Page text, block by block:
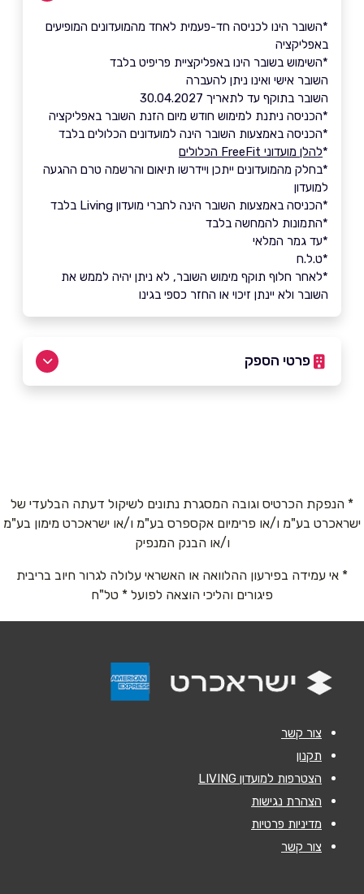
*השובר הינו לכניסה חד-פעמית לאחד מהמועדונים המופיעים
באפליקציה
*השימוש בשובר הינו באפליקציית פריפיט בלבד
השובר אישי ואינו ניתן להעברה
השובר בתוקף עד לתאריך 30.04.2027
*הכניסה ניתנת למימוש חודש מיום הזנת השובר באפליקציה
*הכניסה באמצעות השובר הינה למועדונים הכלולים בלבד
*להלן מועדוני FreeFit הכלולים
*בחלק מהמועדונים ייתכן ויידרשו תיאום והרשמה טרם ההגעה
למועדון
*הכניסה באמצעות השובר הינה לחברי מועדון Living בלבד
*​​​​התמונות להמחשה בלבד
*עד גמר המלאי
*ט.ל.ח
*לאחר חלוף תוקף מימוש השובר, לא ניתן יהיה לממש את
השובר ולא יינתן זיכוי או החזר כספי בגינו
פרטי הספק
שם מלא*
טלפון*
נושא*
הודעה
* הנפקת הכרטיס וגובה המסגרת נתונים לשיקול דעתה הבלעדי של
ישראכרט בע"מ ו/או פרימיום אקספרס בע"מ ו/או ישראכרט מימון בע"מ
ו/או הבנק המנפיק
* אי עמידה בפירעון ההלוואה או האשראי עלולה לגרור חיוב בריבית
פיגורים והליכי הוצאה לפועל * טל"ח
צור קשר
תקנון
הצטרפות למועדון LIVING
הצהרת נגישות
מדיניות פרטיות
צור קשר